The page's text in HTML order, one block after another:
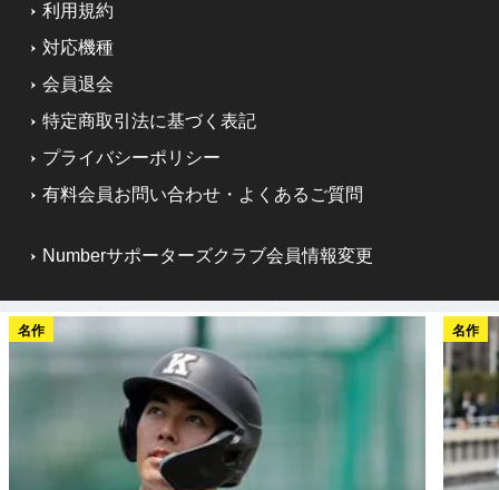
利用規約
対応機種
会員退会
特定商取引法に基づく表記
プライバシーポリシー
有料会員お問い合わせ・よくあるご質問
Numberサポーターズクラブ会員情報変更
名作 名作